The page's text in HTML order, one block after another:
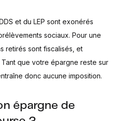
et du LEP sont exonérés
sociaux. Pour une
retirés sont fiscalisés, et
que votre épargne reste sur
donc aucune imposition.
épargne de